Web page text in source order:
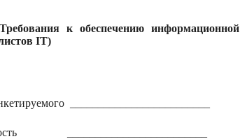
к обеспечению
IT)